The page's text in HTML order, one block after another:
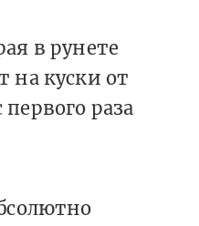
в рунете
на куски от
раза